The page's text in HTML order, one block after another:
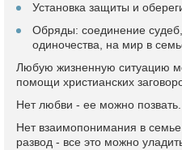
Установка защиты и
Обряды: соединение
одиночества, на мир в
Любую жизненную ситуацию
помощи христианских
Нет любви - ее можно позвать.
Нет взаимопонимания в
развод - все это можно